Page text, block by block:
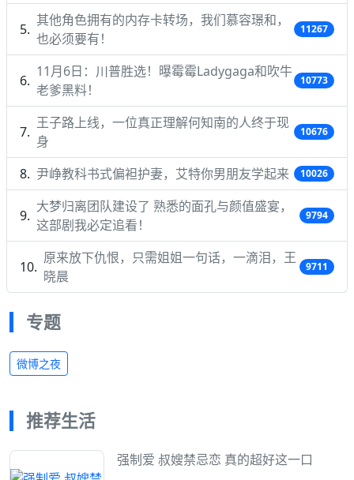
其他角色拥有的内存卡转场，我们慕容璟和，
也必须要有！
11267
11月6日：川普胜选！曝霉霉Ladygaga和吹牛
老爹黑料！
10773
王子路上线，一位真正理解何知南的人终于现
身
10676
尹峥教科书式偏袒护妻，艾特你男朋友学起来 10026
大梦归离团队建设了 熟悉的面孔与颜值盛宴，
这部剧我必定追看！
9794
原来放下仇恨，只需姐姐一句话，一滴泪，王
晓晨
9711
专题
微博之夜
推荐生活
强制爱 叔嫂禁忌恋 真的超好这一口